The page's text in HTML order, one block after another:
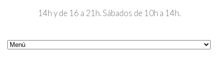
14h y de 16 a 21h. Sábados de 10h a 14h.